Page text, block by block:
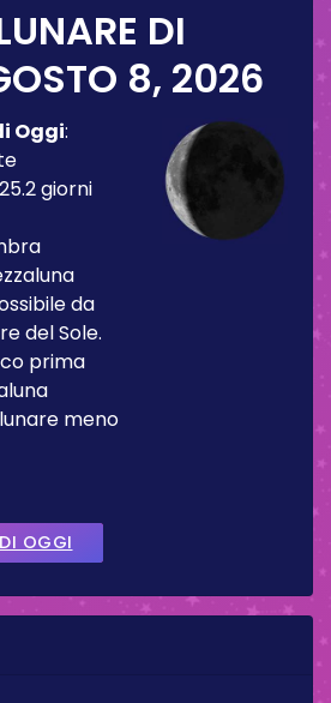
DI
8, 2026
Oggi:
25.2 giorni
da
del Sole.
prima
meno
OGGI